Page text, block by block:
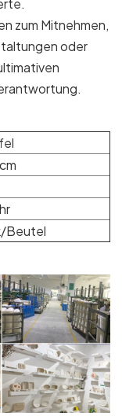
zum Mitnehmen,
oder
Beutel